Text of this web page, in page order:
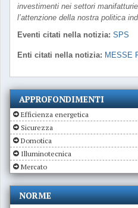
investimenti nei settori
l’attenzione della nostra politica
Eventi citati nella notizia: SPS
Enti citati nella notizia: MESSE
APPROFONDIMENTI
Efficienza energetica
Sicurezza
Domotica
Illuminotecnica
Mercato
NORME